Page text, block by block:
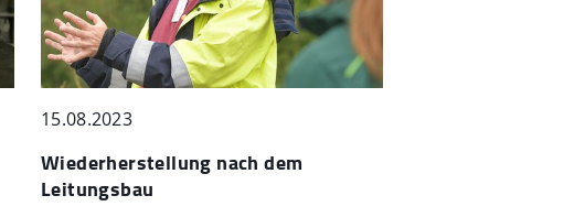
15.08.2023
Wiederherstellung nach dem
Leitungsbau